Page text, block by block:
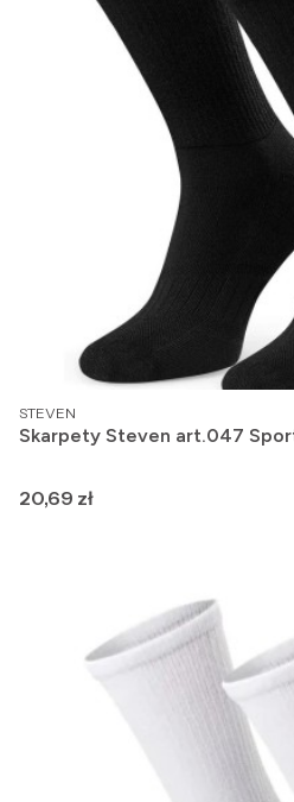
PRODUCENT
STEVEN
Skarpety Steven art.047
Cena
20,69 zł